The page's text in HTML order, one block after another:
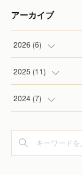
アーカイブ
2026 (6)
(3
( )
2025 (11)
( )
(
2024 (7)
(